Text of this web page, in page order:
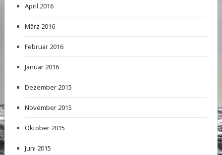
April 2016
März 2016
Februar 2016
Januar 2016
Dezember 2015
November 2015
Oktober 2015
Juni 2015